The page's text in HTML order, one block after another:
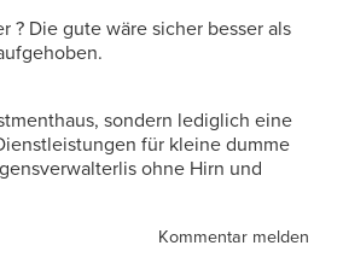
? Die gute wäre sicher besser als
sondern lediglich eine
für kleine dumme
ohne Hirn und
Kommentar melden